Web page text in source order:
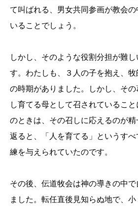
て叫ばれる、男女共同参画が教会
いることでしょう。
しかし、そのような役割分担が難
す。わたしも、３人の子を抱え、牧
の時期がありました。しかし、そ
し育てる母として召されているこ
のときは、その召しに応えるのが精
返ると、「人を育てる」というすべ
練を与えられていたのです。
その後、伝道牧会は神の導きの中
ました。転任直後見知らぬ地で、